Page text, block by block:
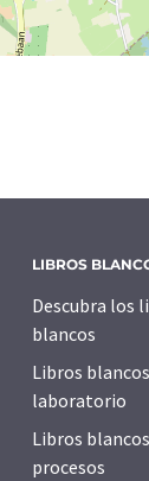
LIBROS
Descubra los
blancos
Libros
laboratorio
Libros
procesos